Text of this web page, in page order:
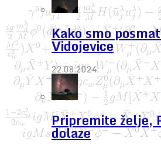
Kako smo
Vidojevice
22.08.2024.
Pripremite želje,
dolaze